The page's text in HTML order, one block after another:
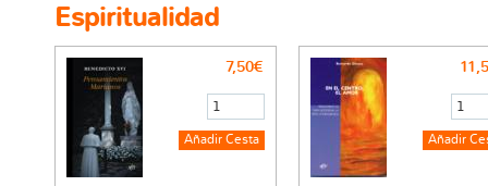
Espiritualidad
7,50€